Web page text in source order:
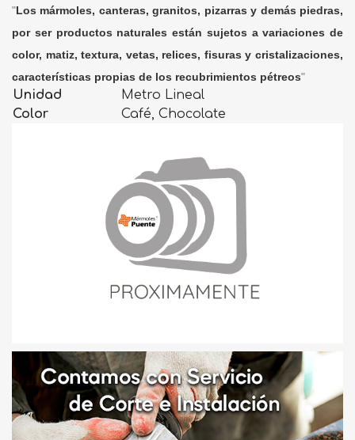
"Los mármoles, canteras, granitos, pizarras y demás piedras,
por ser productos naturales están sujetos a variaciones de
color, matiz, textura, vetas, relices, fisuras y cristalizaciones,
características propias de los recubrimientos pétreos"
Unidad
Metro Lineal
Color
Café, Chocolate